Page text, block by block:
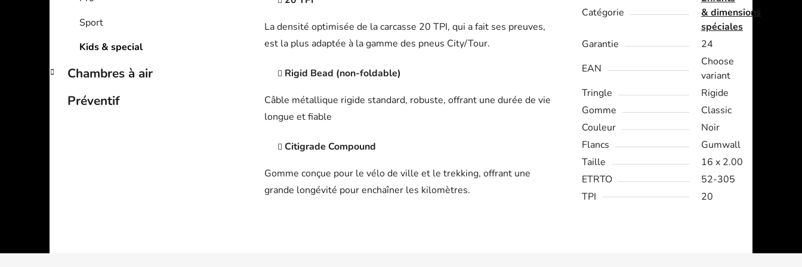
Sport
Kids & special
Chambres à air
Préventif
La densité optimisée de la carcasse 20 TPI, qui a fait ses preuves,
est la plus adaptée à la gamme des pneus City/Tour.
Rigid Bead (non-foldable)
Câble métallique rigide standard, robuste, offrant une durée de vie
longue et fiable
Citigrade Compound
Gomme conçue pour le vélo de ville et le trekking, offrant une
grande longévité pour enchaîner les kilomètres.
Catégorie
& dimensions
spéciales
Garantie
24
EAN
Choose
variant
Tringle
Rigide
Gomme
Classic
Couleur
Noir
Flancs
Gumwall
Taille
16 x 2.00
ETRTO
52-305
TPI
20